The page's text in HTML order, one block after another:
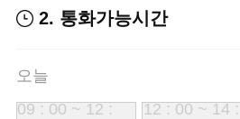
2. 통화가능시간
오늘
09 : 00 ~ 12 :
12 : 00 ~ 14 :